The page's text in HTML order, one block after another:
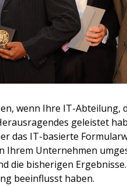
wenn Ihre IT-
geleistet
das IT-basierte
Ihrem Unternehmen
die bisherigen
beeinflusst haben.